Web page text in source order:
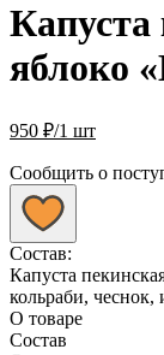
яблоко
950 ₽/1 шт
Сообщить о
Состав:
Капуста
кольраби, чеснок,
О товаре
Состав